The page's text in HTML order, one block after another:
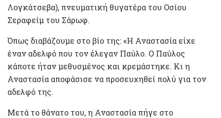
Λογκάτσεβα), πνευματική θυγατέρα του Οσίου
Σεραφείμ του Σάρωφ.
Όπως διαβάζουμε στο βίο της: «Η Αναστασία είχε
έναν αδελφό που τον έλεγαν Παύλο. Ο Παύλος
κάποτε ήταν μεθυσμένος και κρεμάστηκε. Κι η
Αναστασία αποφάσισε να προσευχηθεί πολύ για τον
αδελφό της.
Μετά το θάνατο του, η Αναστασία πήγε στο